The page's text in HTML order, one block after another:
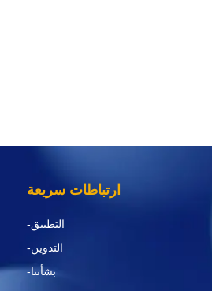
ارتباطات سريعة
-التطبيق
-التدوين
-بشأننا